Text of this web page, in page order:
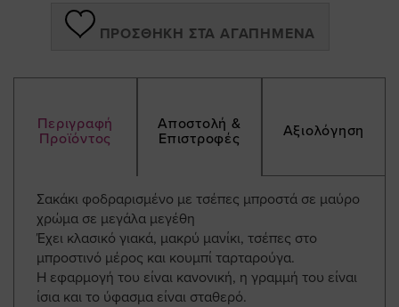
ΠΡΟΣΘΉΚΗ ΣΤΑ ΑΓΑΠΗΜΈΝΑ
Περιγραφή
Προϊόντος
Αποστολή &
Επιστροφές
Αξιολόγηση
Σακάκι φοδραρισμένο με τσέπες μπροστά σε μαύρο
χρώμα σε μεγάλα μεγέθη
Έχει κλασικό γιακά, μακρύ μανίκι, τσέπες στο
μπροστινό μέρος και κουμπί ταρταρούγα.
Η εφαρμογή του είναι κανονική, η γραμμή του είναι
ίσια και το ύφασμα είναι σταθερό.